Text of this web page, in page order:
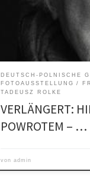
DEUTSCH-POLNISCHE
FOTOAUSSTELLUNG
TADEUSZ ROLKE
VERLÄNGERT:
POWROTEM – …
von admin